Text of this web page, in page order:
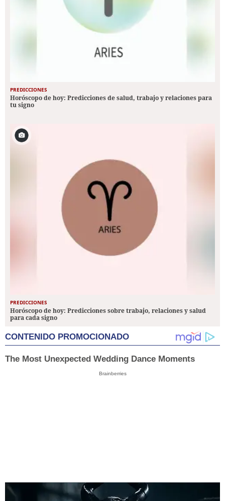
PREDICCIONES
Horóscopo de hoy: Predicciones de salud, trabajo y relaciones para
tu signo
PREDICCIONES
Horóscopo de hoy: Predicciones sobre trabajo, relaciones y salud
para cada signo
CONTENIDO PROMOCIONADO
The Most Unexpected Wedding Dance Moments
Brainberries